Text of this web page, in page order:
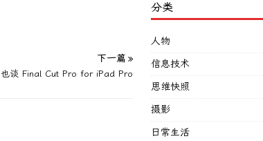
下一篇 »
也谈 Final Cut Pro for iPad Pro
分类
人物
信息技术
思维快照
摄影
日常生活